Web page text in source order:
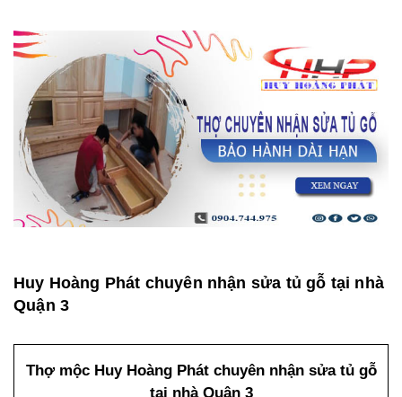
Huy Hoàng Phát chuyên nhận sửa tủ gỗ tại nhà
Quận 3
Thợ mộc Huy Hoàng Phát chuyên nhận sửa tủ gỗ
tại nhà Quận 3